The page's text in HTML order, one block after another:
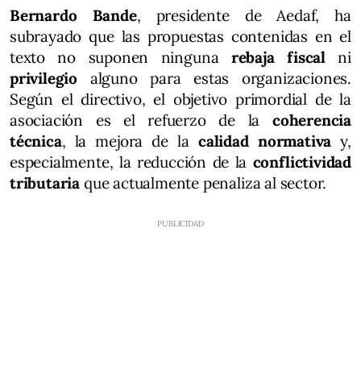
Bernardo Bande, presidente de Aedaf, ha
subrayado que las propuestas contenidas en el
texto no suponen ninguna rebaja fiscalni
privilegio alguno para estas organizaciones.
Según el directivo, el objetivo primordial de la
asociación es el refuerzo de la coherencia
técnica, la mejora de lacalidad normativa y,
especialmente, la reducción de la conflictividad
tributaria que actualmente penaliza al sector.